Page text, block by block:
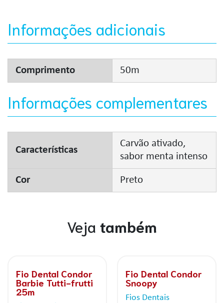
Informações adicionais
Comprimento 50m
Informações complementares
Características
Carvão ativado,
sabor menta intenso
Cor Preto
Veja também
Fio Dental Condor
PIXAR
Fios Dentais
Fio Dental Condor
Ursinhos
Carinhosos